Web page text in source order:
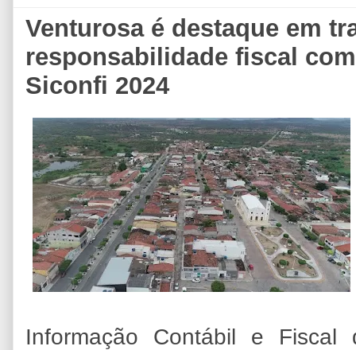
Venturosa é destaque em
responsabilidade fiscal
Siconfi 2024
Informação Contábil e Fiscal